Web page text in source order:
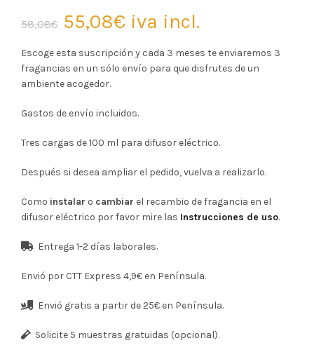
58,08€ El
precio
original
era:
58,08€.
55,08€El
precio
actual
es:
55,08€.
iva incl.
Escoge esta suscripción y cada 3 meses te enviaremos 3
fragancias en un sólo envío para que disfrutes de un
ambiente acogedor.
Gastos de envío incluidos.
Tres cargas de 100 ml para difusor eléctrico.
Después si desea ampliar el pedido, vuelva a realizarlo.
Como instalar o cambiar el recambio de fragancia en el
difusor eléctrico por favor mire las Instrucciones de uso.
Entrega 1-2 días laborales.
Envió por CTT Express 4,9€ en Península.
Envió gratis a partir de 25€ en Península.
Solicite 5 muestras gratuidas (opcional).